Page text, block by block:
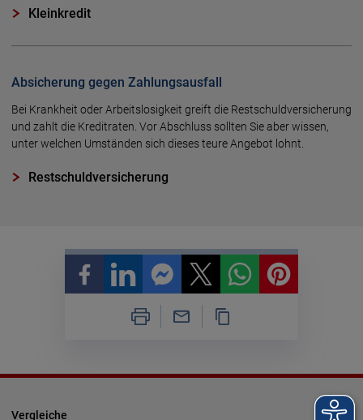
Kleinkredit
Absicherung gegen Zahlungsausfall
Bei Krankheit oder Arbeitslosigkeit greift die Restschuldversicherung
und zahlt die Kreditraten. Vor Abschluss sollten Sie aber wissen,
unter welchen Umständen sich dieses teure Angebot lohnt.
Restschuldversicherung
Vergleiche